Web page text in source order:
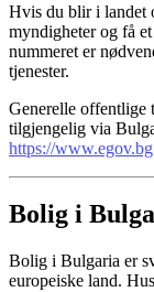
Hvis du blir i landet
myndigheter og få
nummeret er
tjenester.
Generelle offentlige
tilgjengelig via
https://www.egov.bg
Bolig i
Bolig i Bulgaria er
europeiske land.